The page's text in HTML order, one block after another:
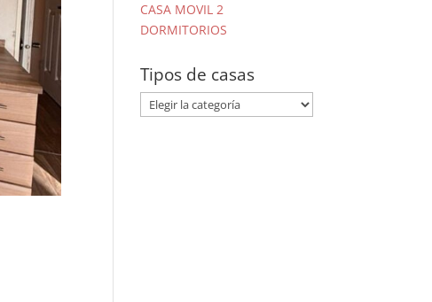
CASA MOVIL 2
DORMITORIOS
Tipos de casas
Tipos
de